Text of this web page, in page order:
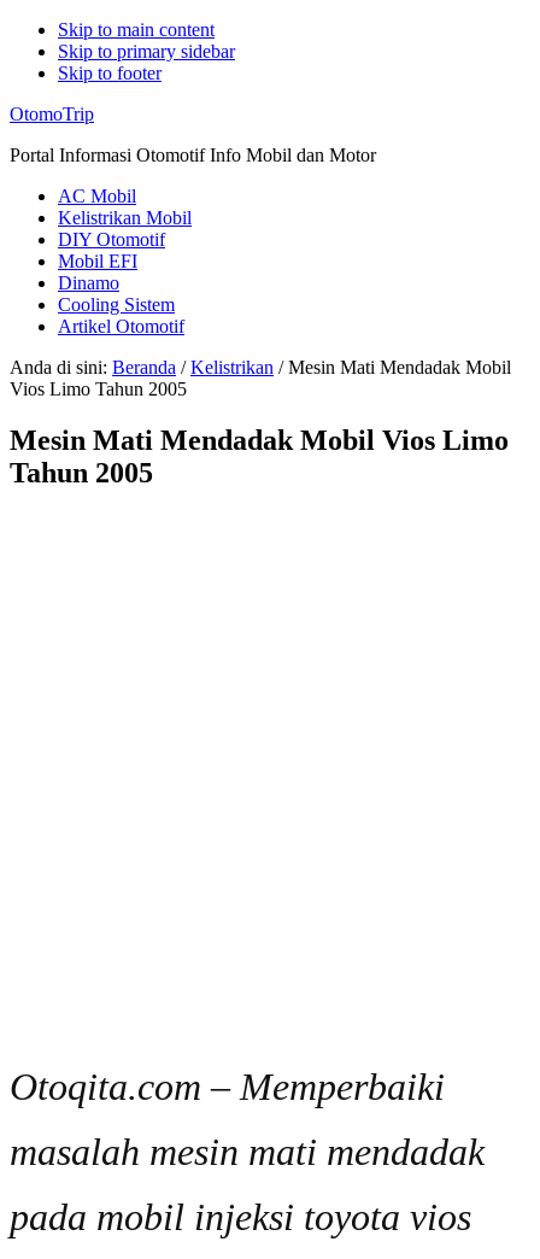
Skip to main content
Skip to primary sidebar
Skip to footer
Additional
menu
OtomoTrip
Portal Informasi Otomotif Info Mobil dan Motor
AC Mobil
Kelistrikan Mobil
DIY Otomotif
Mobil EFI
Dinamo
Cooling Sistem
Artikel Otomotif
Anda di sini: Beranda / Kelistrikan /Mesin Mati Mendadak Mobil
Vios Limo Tahun 2005
Mesin Mati Mendadak Mobil Vios Limo
Tahun 2005
Otoqita.com – Memperbaiki
masalah mesin mati mendadak
pada mobil injeksi toyota vios